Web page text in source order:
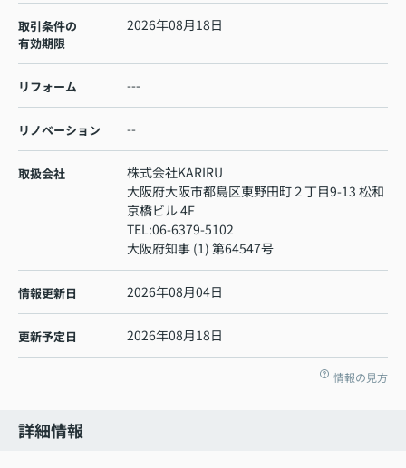
取引条件の
有効期限
2026年08月18日
リフォーム ---
リノベーション --
取扱会社
株式会社KARIRU
大阪府大阪市都島区東野田町２丁目9-13 松和
京橋ビル 4F
TEL:06-6379-5102
大阪府知事 (1) 第64547号
情報更新日 2026年08月04日
更新予定日 2026年08月18日
情報の見方
詳細情報